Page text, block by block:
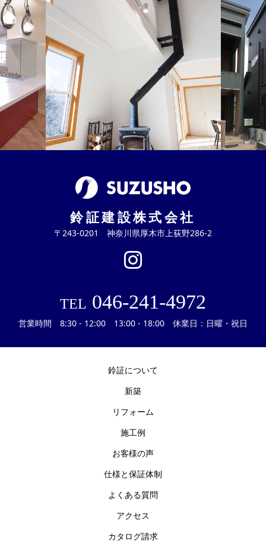
鈴証建設株式会社
〒243-0201 神奈川県厚木市上荻野286-2
TEL 046-241-4972
営業時間 8:30 - 12:00 13:00 - 18:00 休業日：日曜・祝日
鈴証について
新築
リフォーム
施工例
お客様の声
仕様と保証体制
よくある質問
アクセス
カタログ請求